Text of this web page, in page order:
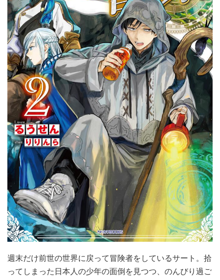
週末だけ前世の世界に戻って冒険者をしているサート。拾
ってしまった日本人の少年の面倒を見つつ、のんびり過ご